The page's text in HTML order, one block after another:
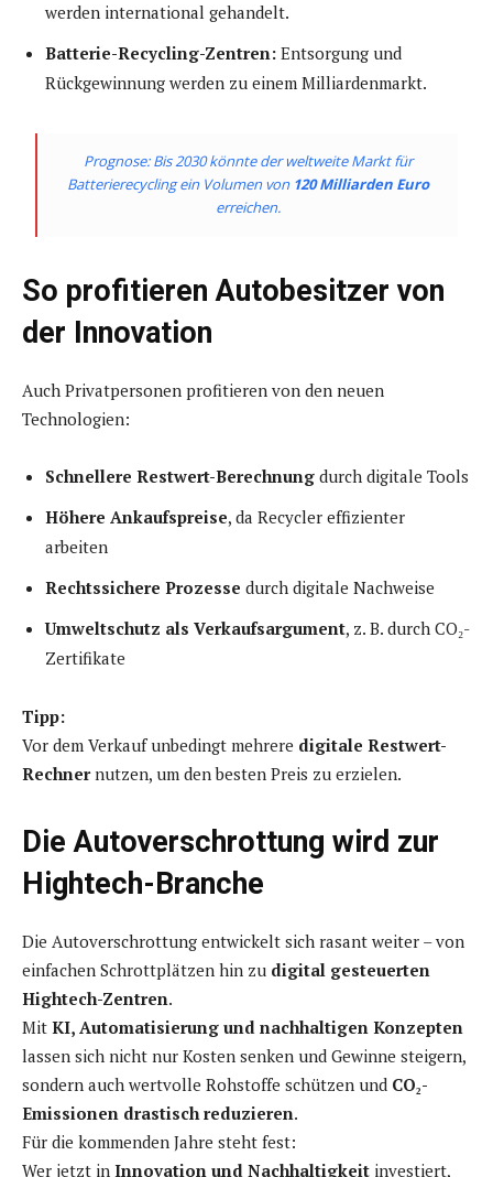
werden international gehandelt.
Batterie-Recycling-Zentren: Entsorgung und
Rückgewinnung werden zu einem Milliardenmarkt.
Prognose: Bis 2030 könnte der weltweite Markt für
Batterierecycling ein Volumen von 120 Milliarden Euro
erreichen.
So profitieren Autobesitzer von
der Innovation
Auch Privatpersonen profitieren von den neuen
Technologien:
Schnellere Restwert-Berechnung durch digitale Tools
Höhere Ankaufspreise, da Recycler effizienter
arbeiten
Rechtssichere Prozesse durch digitale Nachweise
Umweltschutz als Verkaufsargument, z. B. durch CO₂-
Zertifikate
Tipp:
Vor dem Verkauf unbedingt mehrere digitale Restwert-
Rechnernutzen, um den besten Preis zu erzielen.
Die Autoverschrottung wird zur
Hightech-Branche
Die Autoverschrottung entwickelt sich rasant weiter – von
einfachen Schrottplätzen hin zu digital gesteuerten
Hightech-Zentren.
Mit KI, Automatisierung und nachhaltigen Konzepten
lassen sich nicht nur Kosten senken und Gewinne steigern,
sondern auch wertvolle Rohstoffe schützen und CO₂-
Emissionen drastisch reduzieren.
Für die kommenden Jahre steht fest:
Wer jetzt in Innovation und Nachhaltigkeit investiert,